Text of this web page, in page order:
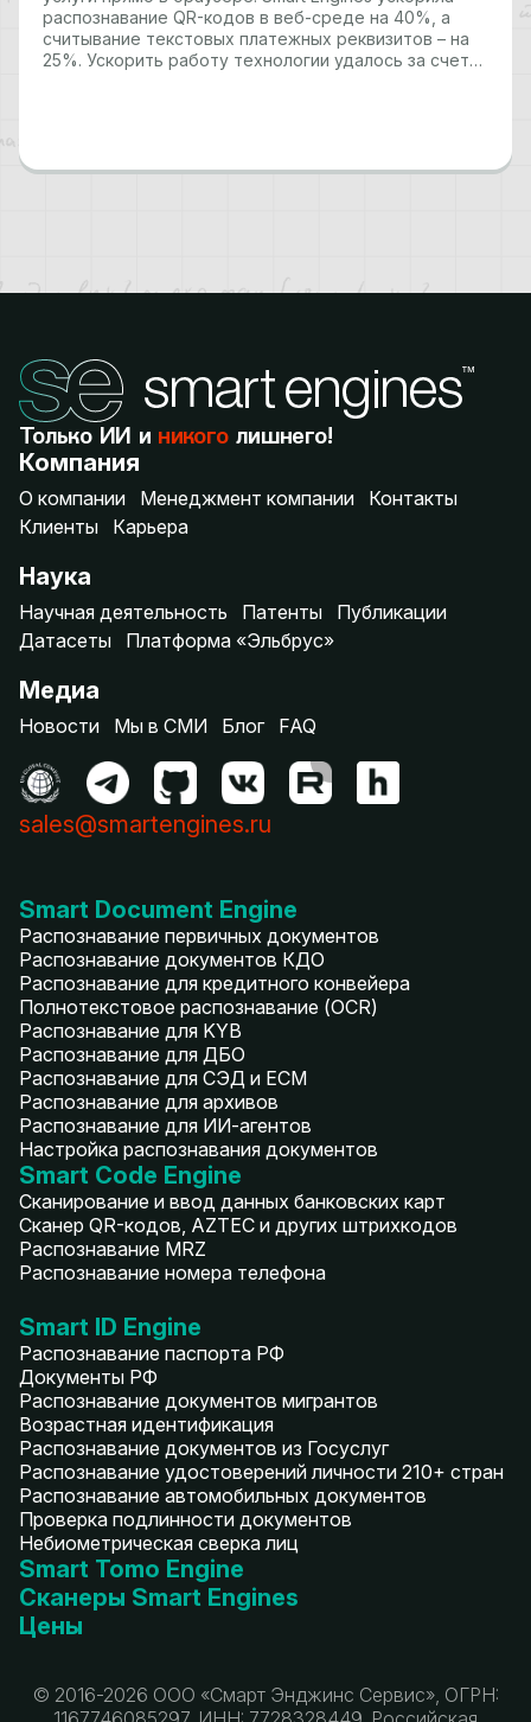
распознавание QR-кодов в веб-среде на 40%, а
считывание текстовых платежных реквизитов – на
25%. Ускорить работу технологии удалось за счет
Только ИИ и никоголишнего!
Компания
О компании Менеджмент компании
Контакты
Клиенты
Карьера
Наука
Научная деятельность Патенты
Публикации
Датасеты
Платформа «Эльбрус»
Медиа
Новости Мы в СМИ Блог FAQ
sales@smartengines.ru
Smart Document Engine
Распознавание первичных документов
Распознавание документов КДО
Распознавание для кредитного конвейера
Полнотекстовое распознавание (OCR)
Распознавание для KYB
Распознавание для ДБО
Распознавание для СЭД и ECM
Распознавание для архивов
Распознавание для ИИ-агентов
Настройка распознавания документов
Smart Code Engine
Сканирование и ввод данных банковских карт
Сканер QR-кодов, AZTEC и других штрихкодов
Распознавание MRZ
Распознавание номера телефона
Smart ID Engine
Распознавание паспорта РФ
Документы РФ
Распознавание документов мигрантов
Возрастная идентификация
Распознавание документов из Госуслуг
Распознавание удостоверений личности 210+ стран
Распознавание автомобильных документов
Проверка подлинности документов
Небиометрическая сверка лиц
Smart Tomo Engine
Сканеры Smart Engines
Цены
© 2016-2026 ООО «Смарт Энджинс Сервис», ОГРН: